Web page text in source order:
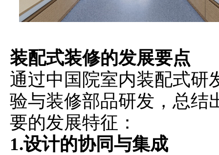
装配式装修的发展要点
通过中国院室内装配式研
验与装修部品研发，总结
要的发展特征：
1.设计的协同与集成